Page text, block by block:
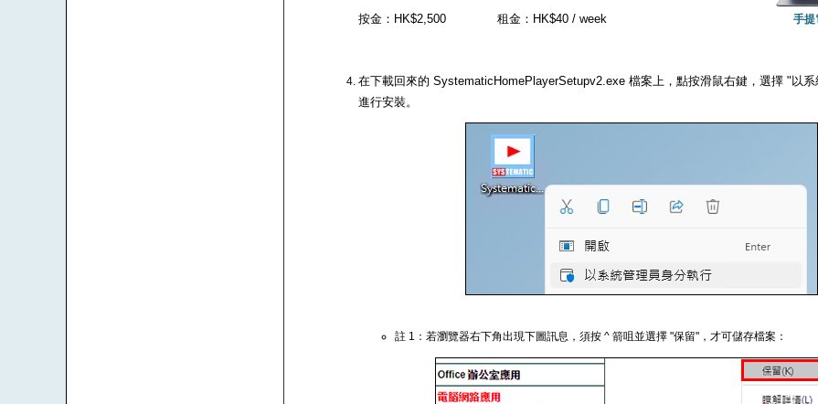
按金：HK$2,500 租金：HK$40 / week 手提
在下載回來的 SystematicHomePlayerSetupv2.exe 檔案上，點按滑鼠右鍵，選擇 "以
進行安裝。
註 1：若瀏覽器右下角出現下圖訊息，須按 ^ 箭咀並選擇 "保留"，才可儲存檔案：